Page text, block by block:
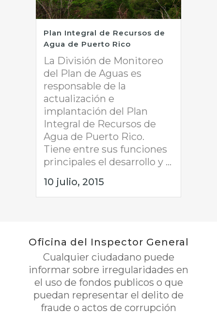
Plan Integral de Recursos de
Agua de Puerto Rico
La División de Monitoreo
del Plan de Aguas es
responsable de la
actualización e
implantación del Plan
Integral de Recursos de
Agua de Puerto Rico.
Tiene entre sus funciones
principales el desarrollo y ...
10 julio, 2015
Oficina del Inspector General
Cualquier ciudadano puede
informar sobre irregularidades en
el uso de fondos publicos o que
puedan representar el delito de
fraude o actos de corrupción